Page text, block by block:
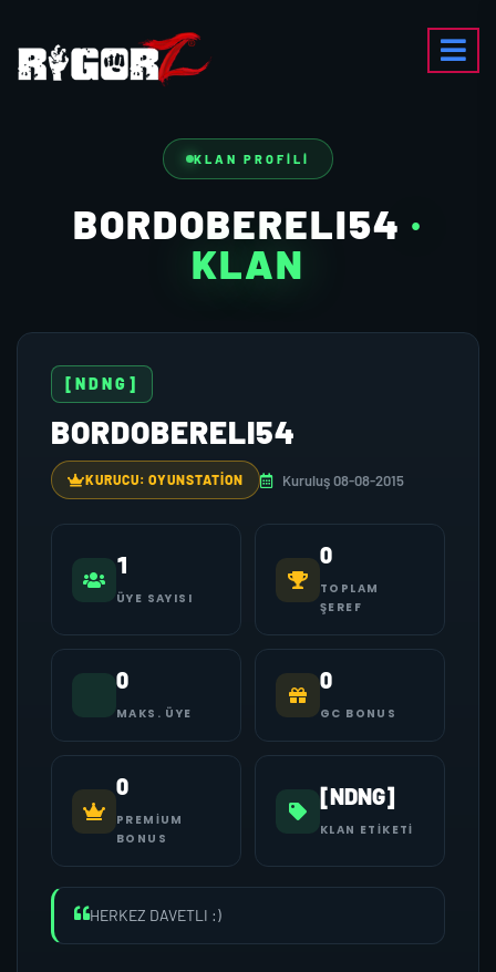
KLAN PROFILI
BORDOBERELI54 ·
KLAN
[NDNG]
BORDOBERELI54
KURUCU: OYUNSTATION Kuruluş 08-08-2015
1
ÜYE SAYISI
0
TOPLAM
ŞEREF
0
MAKS. ÜYE
0
GC BONUS
0
PREMIUM
BONUS
[NDNG]
KLAN ETIKETI
HERKEZ DAVETLI :)